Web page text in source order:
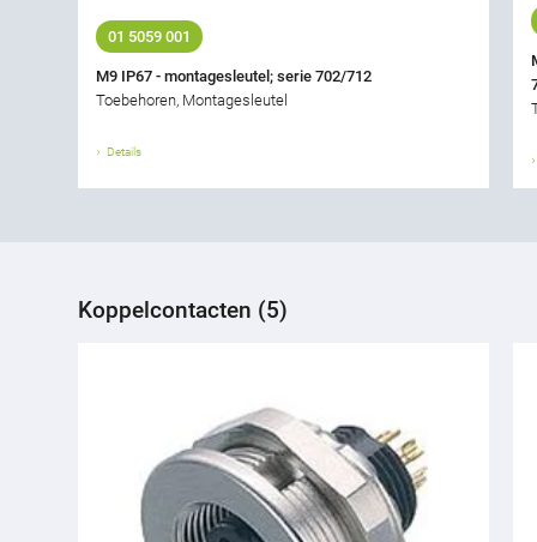
01 5059 001
M9 IP67 - montagesleutel; serie 702/712
Toebehoren, Montagesleutel
Details
Koppelcontacten (5)